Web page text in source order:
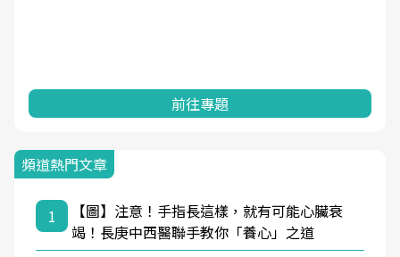
前往專題
頻道熱門文章
1
【圖】注意！手指長這樣，就有可能心臟衰
竭！長庚中西醫聯手教你「養心」之道